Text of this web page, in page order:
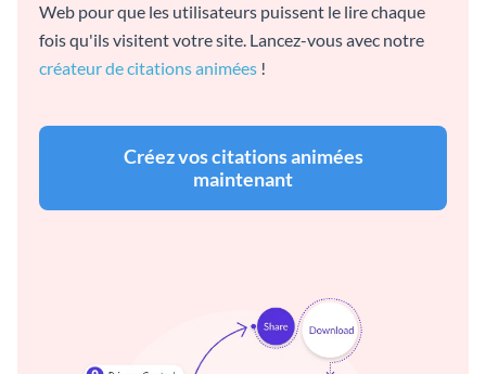
Web pour que les utilisateurs puissent le lire chaque
fois qu'ils visitent votre site. Lancez-vous avec notre
créateur de citations animées !
Créez vos citations animées
maintenant